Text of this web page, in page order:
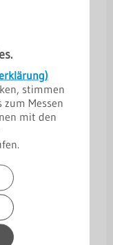
stimmen
zum Messen
mit den